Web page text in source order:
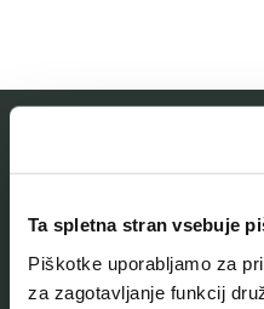
Ta spletna stran vsebuje
Piškotke uporabljamo za
za zagotavljanje funkcij
O muzeju
Naše zbirke